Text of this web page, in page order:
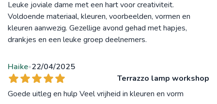
Leuke joviale dame met een hart voor creativiteit.
Voldoende materiaal, kleuren, voorbeelden, vormen en
kleuren aanwezig. Gezellige avond gehad met hapjes,
drankjes en een leuke groep deelnemers.
Haike•22/04/2025
Terrazzo lamp workshop
Goede uitleg en hulp Veel vrijheid in kleuren en vorm